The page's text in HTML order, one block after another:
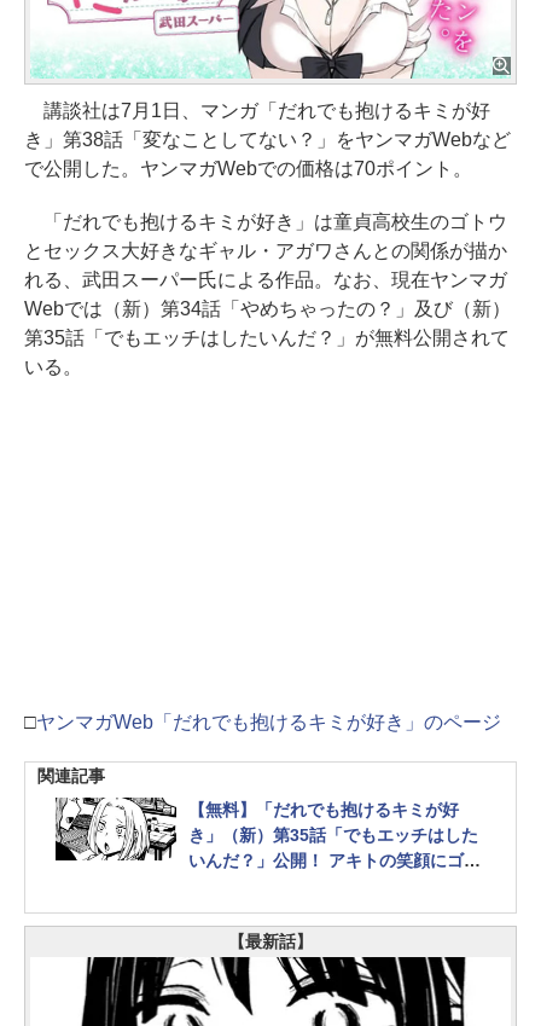
講談社は7月1日、マンガ「だれでも抱けるキミが好
き」第38話「変なことしてない？」をヤンマガWebなど
で公開した。ヤンマガWebでの価格は70ポイント。
「だれでも抱けるキミが好き」は童貞高校生のゴトウ
とセックス大好きなギャル・アガワさんとの関係が描か
れる、武田スーパー氏による作品。なお、現在ヤンマガ
Webでは（新）第34話「やめちゃったの？」及び（新）
第35話「でもエッチはしたいんだ？」が無料公開されて
いる。
□ヤンマガWeb「だれでも抱けるキミが好き」のページ
関連記事
【無料】「だれでも抱けるキミが好
き」（新）第35話「でもエッチはした
いんだ？」公開！ アキトの笑顔にゴト
【最新話】